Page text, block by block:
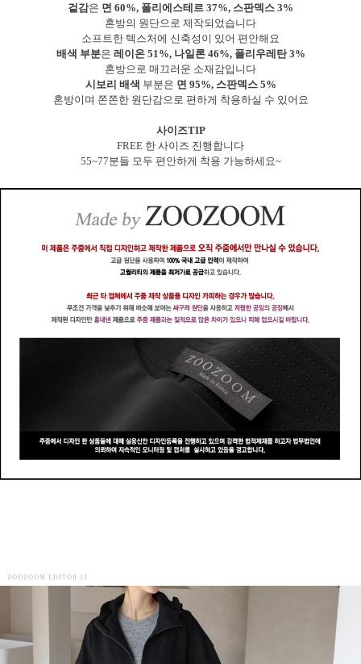
겉감은 면 60%, 폴리에스테르 37%, 스판덱스 3%
혼방의 원단으로 제작되었습니다
소프트한 텍스처에 신축성이 있어 편안해요
배색 부분은 레이온 51%, 나일론 46%, 폴리우레탄 3%
혼방으로 매끄러운 소재감입니다
시보리 배색 부분은 면 95%, 스판덱스 5%
혼방이며 쫀쫀한 원단감으로 편하게 착용하실 수 있어요
사이즈TIP
FREE 한 사이즈 진행합니다
55~77분들 모두 편안하게 착용 가능하세요~